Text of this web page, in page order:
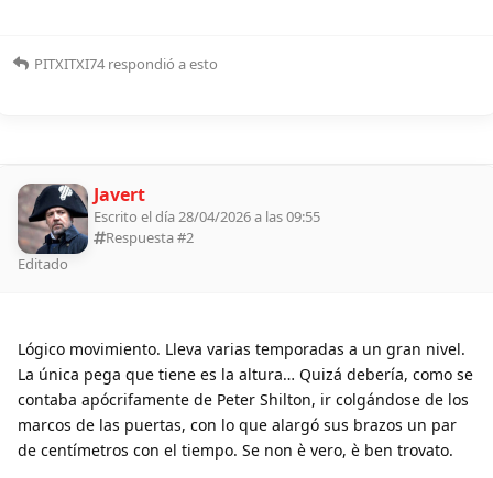
PITXITXI74 respondió a esto
Javert
Escrito el día 28/04/2026 a las 09:55
Respuesta #2
Editado
Lógico movimiento. Lleva varias temporadas a un gran nivel.
La única pega que tiene es la altura… Quizá debería, como se
contaba apócrifamente de Peter Shilton, ir colgándose de los
marcos de las puertas, con lo que alargó sus brazos un par
de centímetros con el tiempo. Se non è vero, è ben trovato.